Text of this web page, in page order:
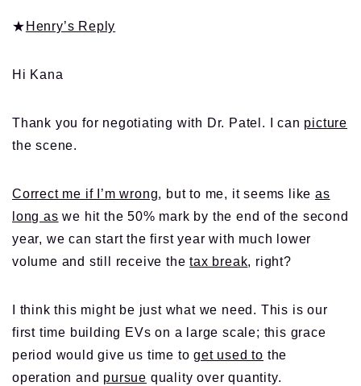
★ Henry’s Reply
Hi Kana
Thank you for negotiating with Dr. Patel. I can picture
the scene.
Correct me if I’m wrong, but to me, it seems likeas
long as we hit the 50% mark by the end of the second
year, we can start the first year with much lower
volume and still receive thetax break, right?
I think this might be just what we need. This is our
first time building EVs on a large scale; this grace
period would give us time toget used to the
operation and pursue quality over quantity.